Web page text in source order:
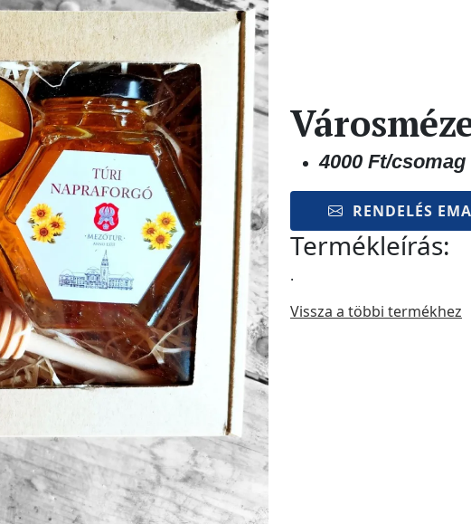
4000 Ft/csomag
RENDELÉS
Termékleírás:
.
Vissza a többi termékhez